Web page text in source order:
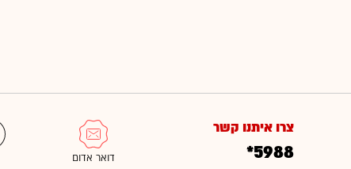
צרו איתנו קשר
*5988